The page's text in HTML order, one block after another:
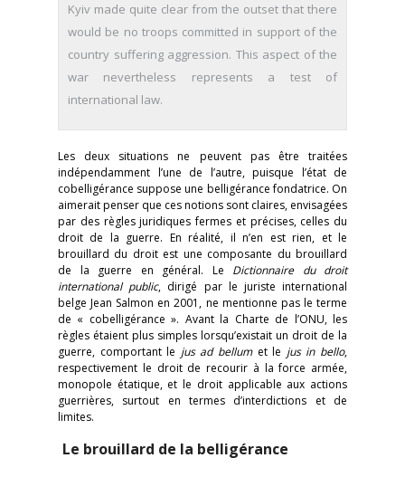
Kyiv made quite clear from the outset that there
would be no troops committed in support of the
country suffering aggression. This aspect of the
war nevertheless represents a test of
international law.
Les deux situations ne peuvent pas être traitées
indépendamment l’une de l’autre, puisque l’état de
cobelligérance suppose une belligérance fondatrice. On
aimerait penser que ces notions sont claires, envisagées
par des règles juridiques fermes et précises, celles du
droit de la guerre. En réalité, il n’en est rien, et le
brouillard du droit est une composante du brouillard
de la guerre en général. Le Dictionnaire du droit
international public, dirigé par le juriste international
belge Jean Salmon en 2001, ne mentionne pas le terme
de « cobelligérance ». Avant la Charte de l’ONU, les
règles étaient plus simples lorsqu’existait un droit de la
guerre, comportant le jus ad bellumet le jus in bello,
respectivement le droit de recourir à la force armée,
monopole étatique, et le droit applicable aux actions
guerrières, surtout en termes d’interdictions et de
limites.
Le brouillard de la belligérance